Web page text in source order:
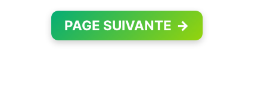
PAGE SUIVANTE →